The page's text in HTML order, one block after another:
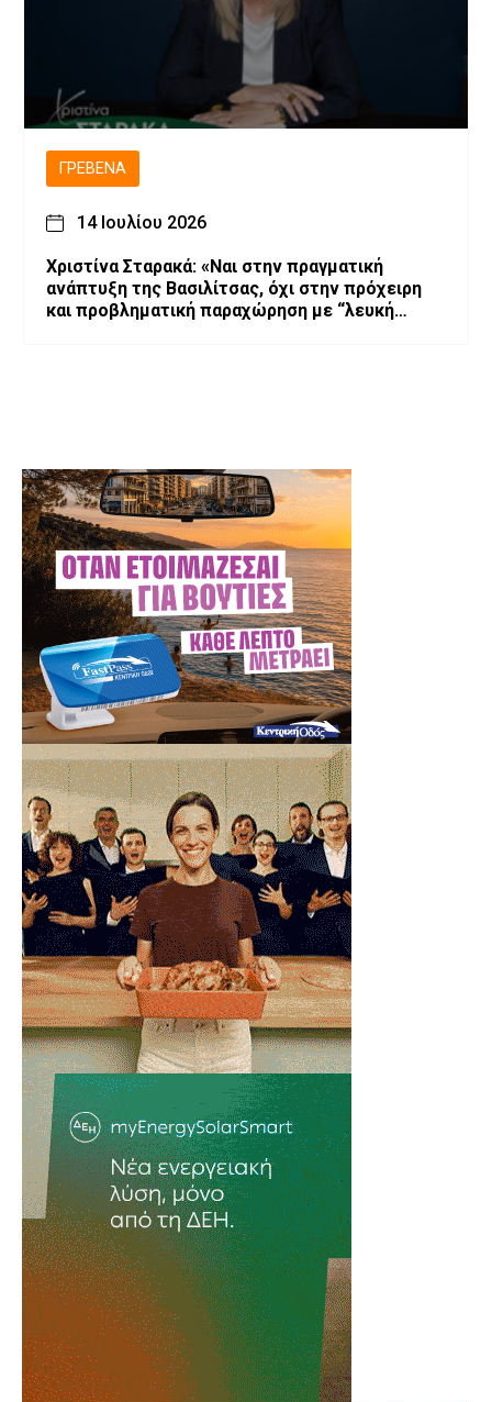
ΓΡΕΒΕΝΆ
14 Ιουλίου 2026
Χριστίνα Σταρακά: «Ναι στην πραγματική
ανάπτυξη της Βασιλίτσας, όχι στην πρόχειρη
και προβληματική παραχώρηση με “λευκή